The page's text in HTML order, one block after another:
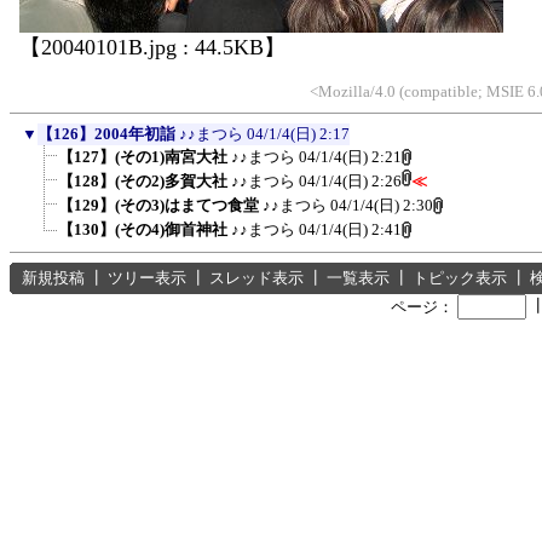
【20040101B.jpg : 44.5KB】
<Mozilla/4.0 (compatible; MSIE
▼ 【126】2004年初詣 ♪♪まつら 04/1/4(日) 2:17
【127】(その1)南宮大社 ♪♪まつら 04/1/4(日) 2:21
【128】(その2)多賀大社 ♪♪まつら 04/1/4(日) 2:26 ≪
【129】(その3)はまてつ食堂 ♪♪まつら 04/1/4(日) 2:30
【130】(その4)御首神社 ♪♪まつら 04/1/4(日) 2:41
新規投稿 ツリー表示 スレッド表示 一覧表示 トピック表示
ページ：